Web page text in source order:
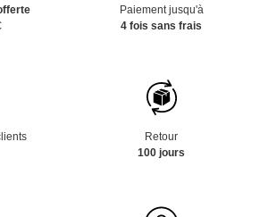
Paiement jusqu'à
4 fois sans frais
Retour
100 jours